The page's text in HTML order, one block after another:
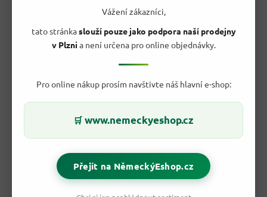
Vážení zákazníci,
tato stránkaslouží pouze jako podpora naší prodejny
v Plznia není určena pro online objednávky.
Pro online nákup prosím navštivte náš hlavní e-shop:
🛒 www.nemeckyeshop.cz
Přejít na NěmeckýEshop.cz
Univerzální využitív kuchyni, dílně i na chatě.